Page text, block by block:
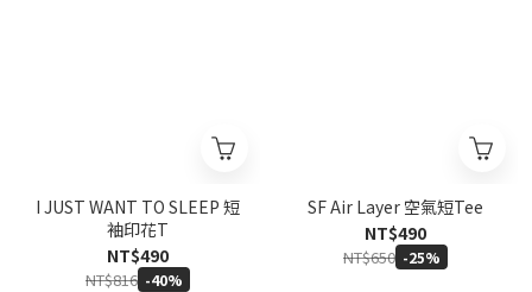
I JUST WANT TO SLEEP 短
袖印花T
NT$490
NT$816 -40%
SF Air Layer 空氣短Tee
NT$490
NT$650 -25%